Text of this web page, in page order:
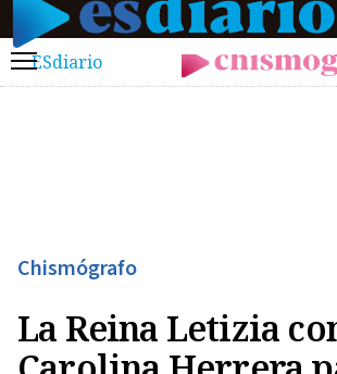
Menú
ESdiario
Chismógrafo
La Reina Letizia